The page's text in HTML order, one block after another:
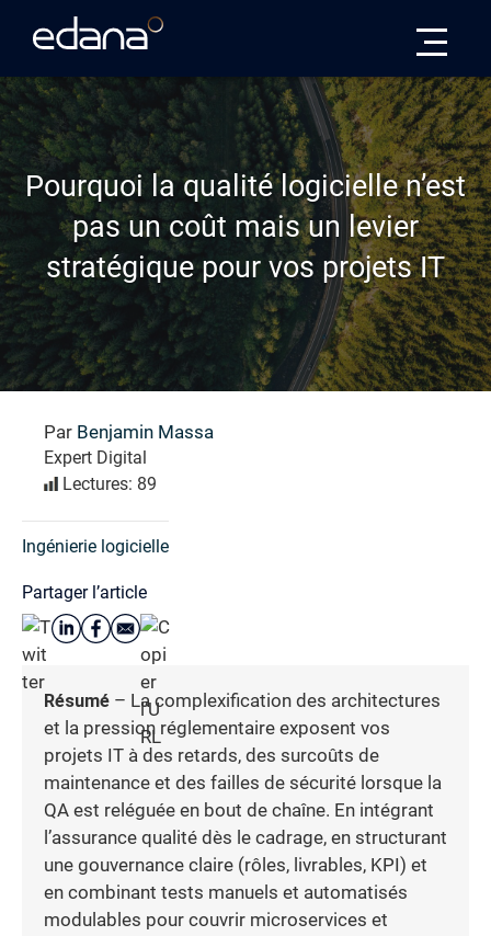
Pourquoi la qualité logicielle n’est
pas un coût mais un levier
stratégique pour vos projets IT
Par Benjamin Massa
Expert Digital
Lectures: 89
Ingénierie logicielle
Partager l’article
Résumé – La complexification des architectures
et la pression réglementaire exposent vos
projets IT à des retards, des surcoûts de
maintenance et des failles de sécurité lorsque la
QA est reléguée en bout de chaîne. En intégrant
l’assurance qualité dès le cadrage, en structurant
une gouvernance claire (rôles, livrables, KPI) et
en combinant tests manuels et automatisés
modulables pour couvrir microservices et